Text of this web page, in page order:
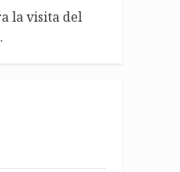
la visita del